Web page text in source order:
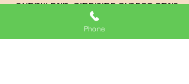
כונתה ההפרעה פסיכופתיה, מונח שמתאר
חוויה פנימית סובייקטיבית
לא את השפעת התנהגותו על
Phone